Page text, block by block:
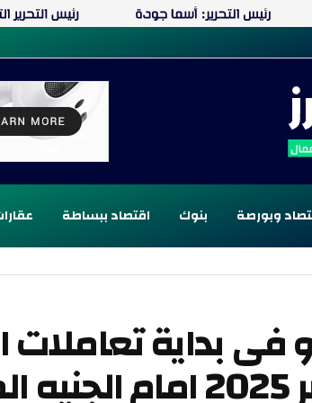
وبورصة بنوك اقتصاد ببساطة
بداية تعاملات
29 ديسمبر 2025 امام